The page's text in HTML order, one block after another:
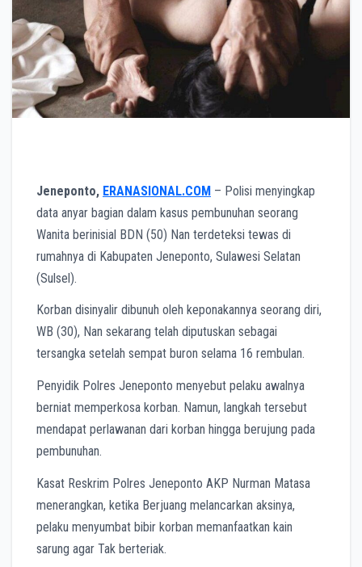
Jeneponto, ERANASIONAL.COM – Polisi menyingkap
data anyar bagian dalam kasus pembunuhan seorang
Wanita berinisial BDN (50) Nan terdeteksi tewas di
rumahnya di Kabupaten Jeneponto, Sulawesi Selatan
(Sulsel).
Korban disinyalir dibunuh oleh keponakannya seorang diri,
WB (30), Nan sekarang telah diputuskan sebagai
tersangka setelah sempat buron selama 16 rembulan.
Penyidik Polres Jeneponto menyebut pelaku awalnya
berniat memperkosa korban. Namun, langkah tersebut
mendapat perlawanan dari korban hingga berujung pada
pembunuhan.
Kasat Reskrim Polres Jeneponto AKP Nurman Matasa
menerangkan, ketika Berjuang melancarkan aksinya,
pelaku menyumbat bibir korban memanfaatkan kain
sarung agar Tak berteriak.